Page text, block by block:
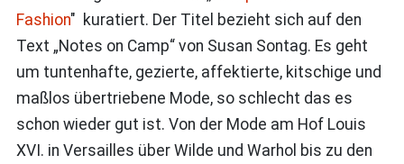
Fashion" kuratiert. Der Titel bezieht sich auf den
Text „Notes on Camp“ von Susan Sontag. Es geht
um tuntenhafte, gezierte, affektierte, kitschige und
maßlos übertriebene Mode, so schlecht das es
schon wieder gut ist. Von der Mode am Hof Louis
XVI. in Versailles über Wilde und Warhol bis zu den